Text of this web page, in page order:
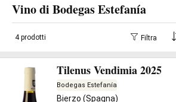
Vino di Bodegas Estefanía
4 prodotti Filtra
Tilenus Vendimia 2025
Bodegas Estefanía
Bierzo (Spagna)